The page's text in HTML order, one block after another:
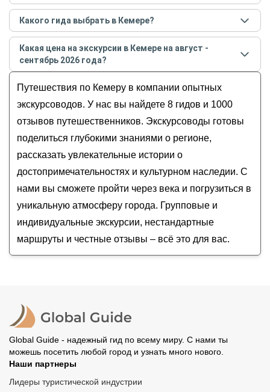
Самые популярные экскурсиив Кемерев августе -
сентябре 2026года:
Свидание с Кемером каждый день
Морская прогулка по живописным бухтам
Кемера
Живописный Каш и лазурный Капуташ —
из Кемера
В каньон Гёйнюк и Таврские горы из Кемера —
Сафари по бездорожью Кемера на
квадроциклах (16+)
Какого гида выбрать в Кемере?
Лучшие гидыв Кемерепо рейтингу и отзывам в
августе 2026 года:
Ильгар
Тимур
Айхан
Какая цена на экскурсии в Кемере на август -
сентябрь 2026 года?
2026года от 14до 850 EUR
Путешествия по Кемеру в компании опытных
экскурсоводов. У нас вы найдете 8 гидов и 1000
отзывов путешественников. Экскурсоводы готовы
поделиться глубокими знаниями о регионе,
рассказать увлекательные истории о
достопримечательностях и культурном наследии. С
нами вы сможете пройти через века и погрузиться в
уникальную атмосферу города. Групповые и
индивидуальные экскурсии, нестандартные
маршруты и честные отзывы – всё это для вас.
Global Guide - надежный гид по всему миру. С нами ты
можешь посетить любой город и узнать много нового.
Наши партнеры
Лидеры туристической индустрии